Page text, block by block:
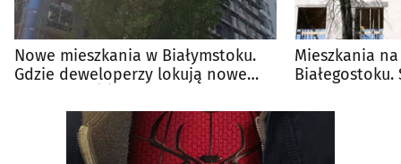
Nowe mieszkania w Białymstoku.
Gdzie deweloperzy lokują nowe
Mieszkania